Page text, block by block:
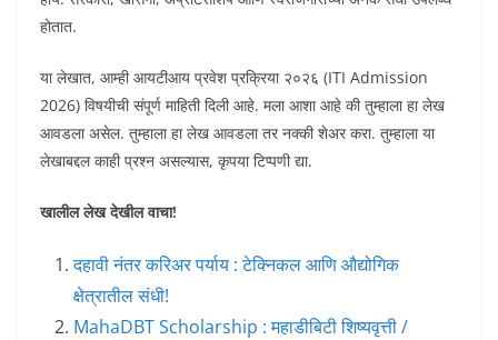
होतात.
या लेखात, आम्ही आयटीआय प्रवेश प्रक्रिया २०२६ (ITI Admission
2026) विषयीची संपूर्ण माहिती दिली आहे. मला आशा आहे की तुम्हाला हा लेख
आवडला असेल. तुम्हाला हा लेख आवडला तर नक्की शेअर करा. तुम्हाला या
लेखाबद्दल काही प्रश्न असल्यास, कृपया टिप्पणी द्या.
खालील लेख देखील वाचा!
दहावी नंतर करिअर पर्याय : टेक्निकल आणि औद्योगिक
क्षेत्रातील संधी!
MahaDBT Scholarship : महाडीबिटी शिष्यवृत्ती /